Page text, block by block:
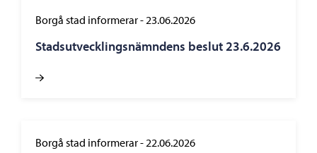
Borgå stad informerar-23.06.2026
Stadsutvecklingsnämndens beslut 23.6.2026
Borgå stad informerar-22.06.2026